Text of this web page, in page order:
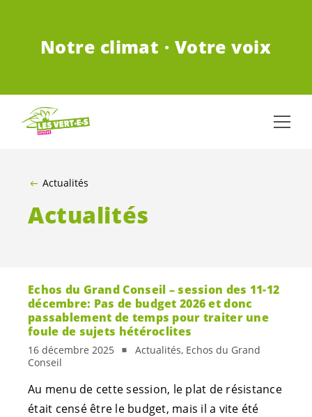
Notre climat · Votre voix
Actualités
Actualités
Echos du Grand Conseil – session des 11-12
décembre: Pas de budget 2026 et donc
passablement de temps pour traiter une
foule de sujets hétéroclites
16 décembre 2025
Actualités, Echos du Grand
Conseil
Au menu de cette session, le plat de résistance
était censé être le budget, mais il a vite été